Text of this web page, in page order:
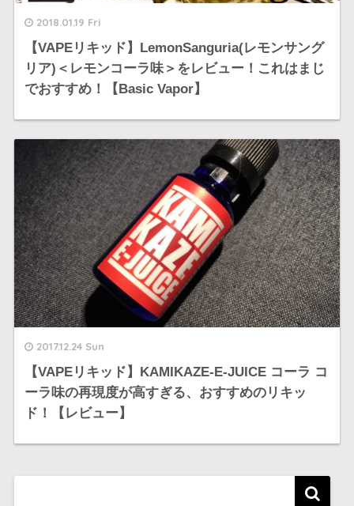
2018.01.19 Fri
【VAPEリキッド】LemonSanguria(レモンサング
リア)＜レモンコーラ味＞をレビュー！これはまじ
でおすすめ！【Basic Vapor】
2017.12.24 Sun
【VAPEリキッド】KAMIKAZE-E-JUICE コーラ コ
ーラ味の再現度が高すぎる、おすすめのリキッ
ド！【レビュー】